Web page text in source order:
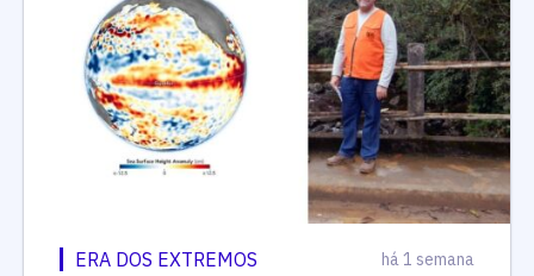
ERA DOS EXTREMOS há 1 semana